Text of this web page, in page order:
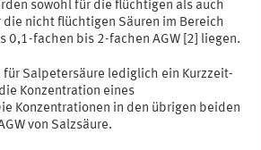
sowohl für die flüchtigen als auch
die nicht flüchtigen Säuren im Bereich
0,1-fachen bis 2-fachen AGW [2] liegen.
für Salpetersäure lediglich ein Kurzzeit-
Konzentration eines
Konzentrationen in den übrigen beiden
von Salzsäure.